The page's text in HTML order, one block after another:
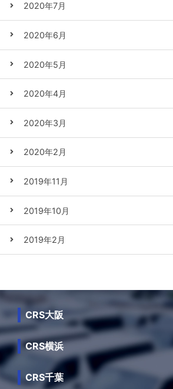
2020年7月
2020年6月
2020年5月
2020年4月
2020年3月
2020年2月
2019年11月
2019年10月
2019年2月
CRS大阪
CRS横浜
CRS千葉